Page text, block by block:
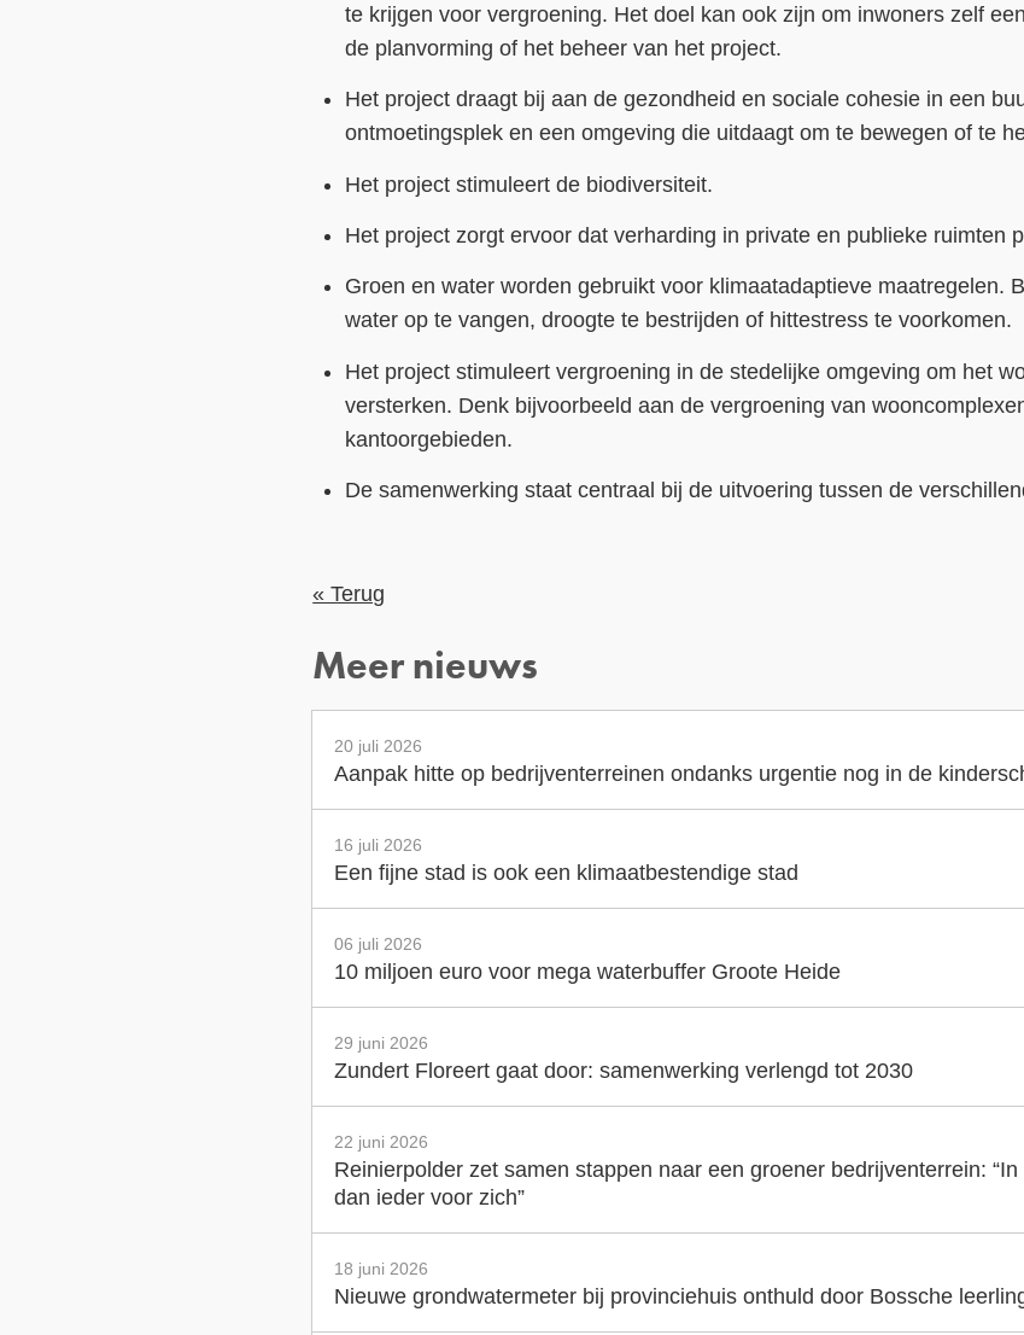
te krijgen voor vergroening. Het doel kan ook zijn om inwoners zelf
de planvorming of het beheer van het project.
Het project draagt bij aan de gezondheid en sociale cohesie in een
ontmoetingsplek en een omgeving die uitdaagt om te bewegen of te
Het project stimuleert de biodiversiteit.
Het project zorgt ervoor dat verharding in private en publieke ruimten
Groen en water worden gebruikt voor klimaatadaptieve maatregelen.
water op te vangen, droogte te bestrijden of hittestress te voorkomen.
Het project stimuleert vergroening in de stedelijke omgeving om het
versterken. Denk bijvoorbeeld aan de vergroening van
kantoorgebieden.
De samenwerking staat centraal bij de uitvoering tussen de
« Terug
Meer nieuws
20 juli 2026
Aanpak hitte op bedrijventerreinen ondanks urgentie nog in de
16 juli 2026
Een fijne stad is ook een klimaatbestendige stad
06 juli 2026
10 miljoen euro voor mega waterbuffer Groote Heide
29 juni 2026
Zundert Floreert gaat door: samenwerking verlengd tot 2030
22 juni 2026
Reinierpolder zet samen stappen naar een groener bedrijventerrein:
dan ieder voor zich”
18 juni 2026
Nieuwe grondwatermeter bij provinciehuis onthuld door Bossche